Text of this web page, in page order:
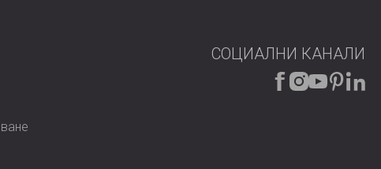
Тяхното издръжливо покритие, устойчивите
отличен избор за постигане както на стил, така и на
как дървените ламели с покритие от фолио могат
проект.
СОЦИАЛНИ КАНАЛИ